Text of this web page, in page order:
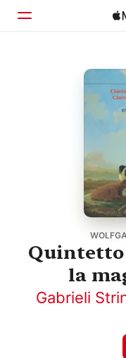
la
Gabrieli